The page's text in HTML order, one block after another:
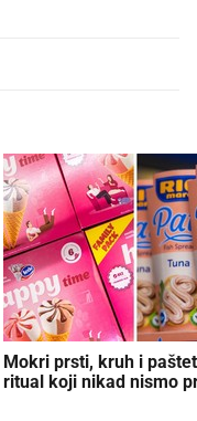
Mokri prsti, kruh i
ritual koji nikad nismo